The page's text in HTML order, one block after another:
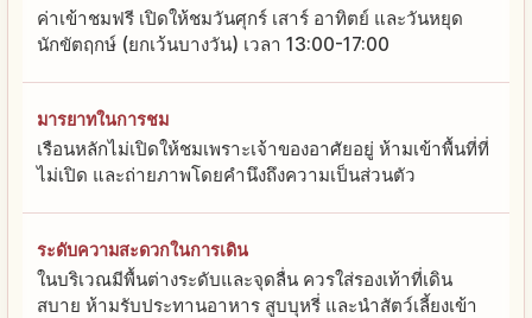
ค่าเข้าชมฟรี เปิดให้ชมวันศุกร์ เสาร์ อาทิตย์ และวันหยุด
นักขัตฤกษ์ (ยกเว้นบางวัน) เวลา 13:00-17:00
มารยาทในการชม
เรือนหลักไม่เปิดให้ชมเพราะเจ้าของอาศัยอยู่ ห้ามเข้าพื้นที่ที่
ไม่เปิด และถ่ายภาพโดยคำนึงถึงความเป็นส่วนตัว
ระดับความสะดวกในการเดิน
ในบริเวณมีพื้นต่างระดับและจุดลื่น ควรใส่รองเท้าที่เดิน
สบาย ห้ามรับประทานอาหาร สูบบุหรี่ และนำสัตว์เลี้ยงเข้า